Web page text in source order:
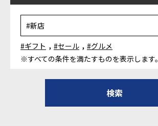
#ギフト , #セール , #グルメ
※すべての条件を満たすものを表示します。